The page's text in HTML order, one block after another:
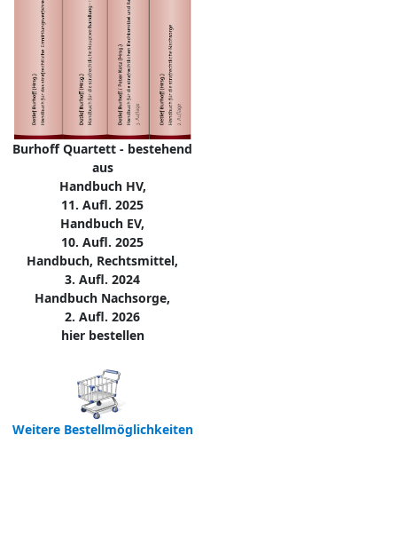
Burhoff Quartett - bestehend
aus
Handbuch HV,
11. Aufl. 2025
Handbuch EV,
10. Aufl. 2025
Handbuch, Rechtsmittel,
3. Aufl. 2024
Handbuch Nachsorge,
2. Aufl. 2026
hier bestellen
Weitere Bestellmöglichkeiten